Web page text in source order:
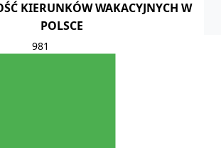
KIERUNKÓW WAKACYJNYCH W
POLSCE
981